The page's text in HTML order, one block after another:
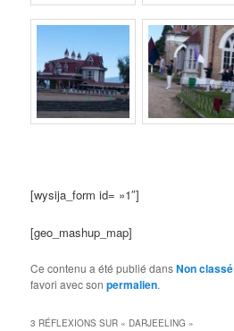
[wysija_form id= »1″]
[geo_mashup_map]
Ce contenu a été publié dansNon classé
favori avec sonpermalien.
3 RÉFLEXIONS SUR « DARJEELING »